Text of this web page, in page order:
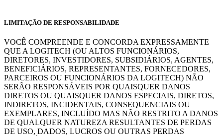
LIMITAÇÃO DE RESPONSABILIDADE
VOCÊ COMPREENDE E CONCORDA EXPRESSAMENTE
QUE A LOGITECH (OU ALTOS FUNCIONÁRIOS,
DIRETORES, INVESTIDORES, SUBSIDIÁRIOS, AGENTES,
BENEFICIÁRIOS, REPRESENTANTES, FORNECEDORES,
PARCEIROS OU FUNCIONÁRIOS DA LOGITECH) NÃO
SERÃO RESPONSÁVEIS POR QUAISQUER DANOS
DIRETOS OU QUAISQUER DANOS ESPECIAIS, DIRETOS,
INDIRETOS, INCIDENTAIS, CONSEQUENCIAIS OU
EXEMPLARES, INCLUÍDO MAS NÃO RESTRITO A DANOS
DE QUALQUER NATUREZA RESULTANTES DE PERDAS
DE USO, DADOS, LUCROS OU OUTRAS PERDAS